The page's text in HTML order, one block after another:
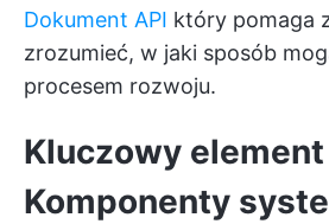
Dokument API który pomaga
zrozumieć, w jaki sposób
procesem rozwoju.
Kluczowy
Komponenty